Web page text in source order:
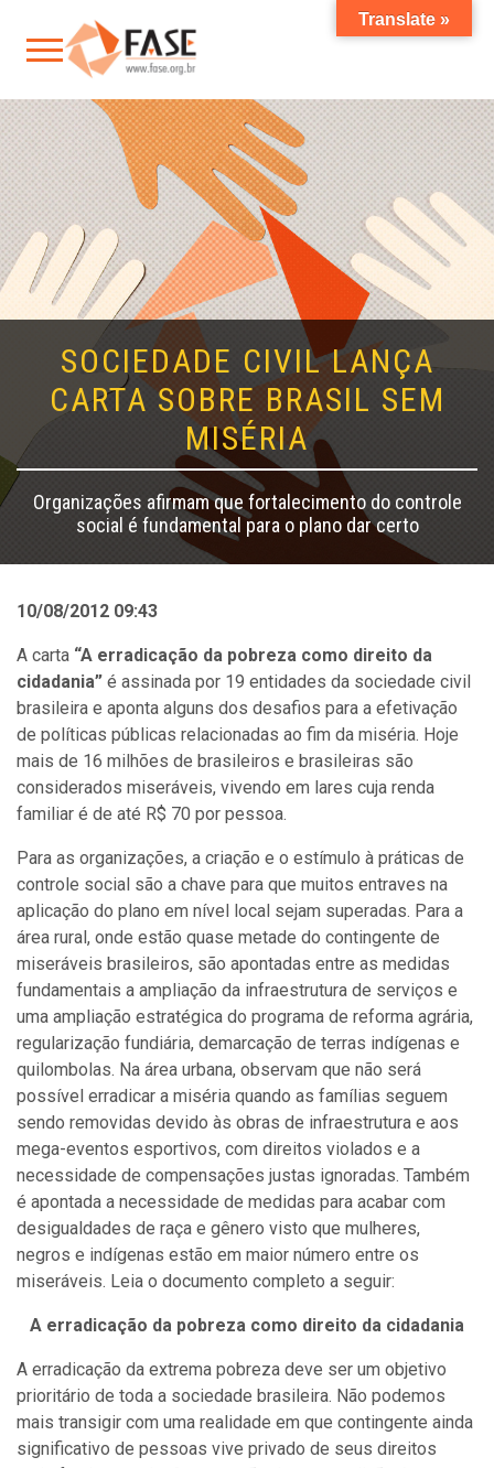
SOCIEDADE CIVIL LANÇA
CARTA SOBRE BRASIL SEM
MISÉRIA
Organizações afirmam que fortalecimento do controle
social é fundamental para o plano dar certo
10/08/2012 09:43
A carta “A erradicação da pobreza como direito da
cidadania” é assinada por 19 entidades da sociedade civil
brasileira e aponta alguns dos desafios para a efetivação
de políticas públicas relacionadas ao fim da miséria. Hoje
mais de 16 milhões de brasileiros e brasileiras são
considerados miseráveis, vivendo em lares cuja renda
familiar é de até R$ 70 por pessoa.
Para as organizações, a criação e o estímulo à práticas de
controle social são a chave para que muitos entraves na
aplicação do plano em nível local sejam superadas. Para a
área rural, onde estão quase metade do contingente de
miseráveis brasileiros, são apontadas entre as medidas
fundamentais a ampliação da infraestrutura de serviços e
uma ampliação estratégica do programa de reforma agrária,
regularização fundiária, demarcação de terras indígenas e
quilombolas. Na área urbana, observam que não será
possível erradicar a miséria quando as famílias seguem
sendo removidas devido às obras de infraestrutura e aos
mega-eventos esportivos, com direitos violados e a
necessidade de compensações justas ignoradas. Também
é apontada a necessidade de medidas para acabar com
desigualdades de raça e gênero visto que mulheres,
negros e indígenas estão em maior número entre os
miseráveis. Leia o documento completo a seguir:
A erradicação da pobreza como direito da cidadania
A erradicação da extrema pobreza deve ser um objetivo
prioritário de toda a sociedade brasileira. Não podemos
mais transigir com uma realidade em que contingente ainda
significativo de pessoas vive privado de seus direitos
Translate »